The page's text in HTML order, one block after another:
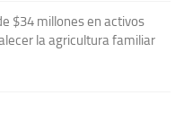
$34 millones en activos
la agricultura familiar